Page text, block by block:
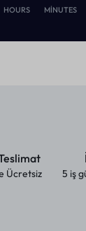
HOURS MINUTES
Ücretsiz
5 iş